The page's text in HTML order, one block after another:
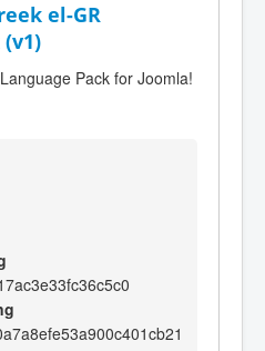
el-GR
Pack for Joomla!